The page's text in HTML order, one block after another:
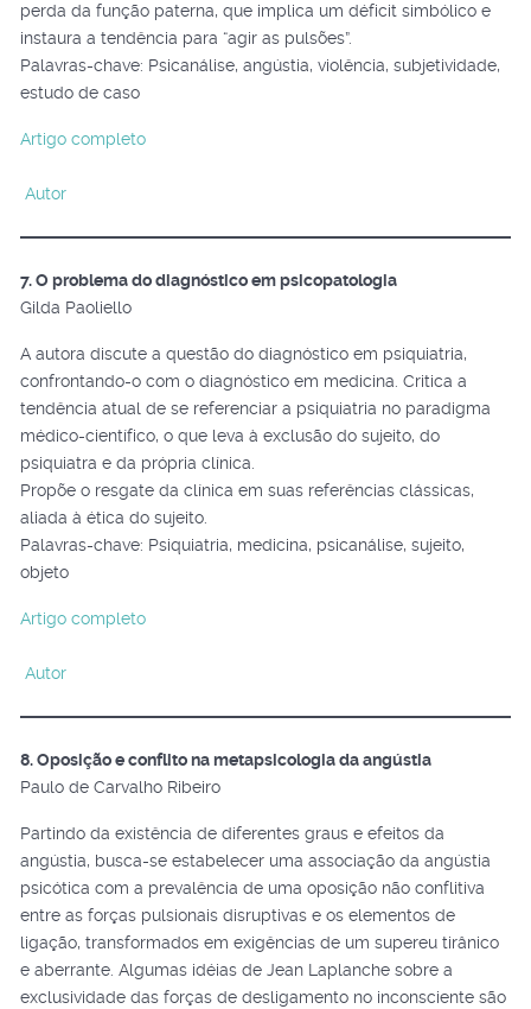
perda da função paterna, que implica um déficit simbólico e
instaura a tendência para “agir as pulsões”.
Palavras-chave: Psicanálise, angústia, violência, subjetividade,
estudo de caso
Artigo completo
Autor
7. O problema do diagnóstico em psicopatologia
Gilda Paoliello
A autora discute a questão do diagnóstico em psiquiatria,
confrontando-o com o diagnóstico em medicina. Critica a
tendência atual de se referenciar a psiquiatria no paradigma
médico-científico, o que leva à exclusão do sujeito, do
psiquiatra e da própria clínica.
Propõe o resgate da clínica em suas referências clássicas,
aliada à ética do sujeito.
Palavras-chave: Psiquiatria, medicina, psicanálise, sujeito,
objeto
Artigo completo
Autor
8. Oposição e conflito na metapsicologia da angústia
Paulo de Carvalho Ribeiro
Partindo da existência de diferentes graus e efeitos da
angústia, busca-se estabelecer uma associação da angústia
psicótica com a prevalência de uma oposição não conflitiva
entre as forças pulsionais disruptivas e os elementos de
ligação, transformados em exigências de um supereu tirânico
e aberrante. Algumas idéias de Jean Laplanche sobre a
exclusividade das forças de desligamento no inconsciente são